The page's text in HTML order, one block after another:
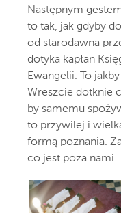
Następnym
to tak, jak gdyby
od starodawna
dotyka kapłan
Ewangelii. To
Wreszcie dotknie
by samemu
to przywilej i
formą poznania.
co jest poza nami.